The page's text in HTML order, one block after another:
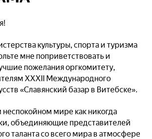
культуры, спорта и туризма
мне поприветствовать и
пожелания оргкомитету,
XXXII Международного
«Славянский базар в Витебске».
мире как никогда
объединяющие представителей
таланта со всего мира в атмосфере